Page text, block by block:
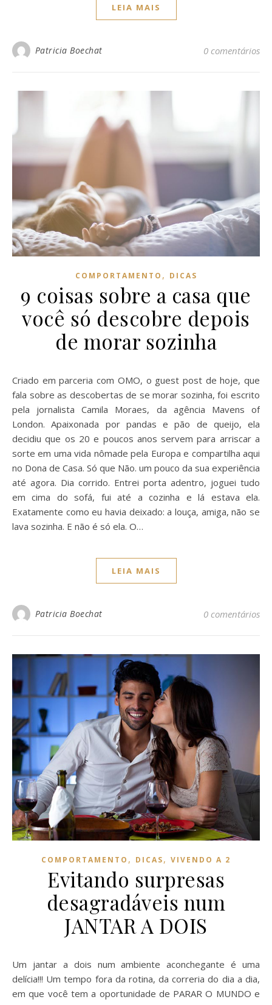
LEIA MAIS
Patricia Boechat 0 comentários
COMPORTAMENTO , DICAS
9 coisas sobre a casa que
você só descobre depois
de morar sozinha
Criado em parceria com OMO, o guest post de hoje, que
fala sobre as descobertas de se morar sozinha, foi escrito
pela jornalista Camila Moraes, da agência Mavens of
London. Apaixonada por pandas e pão de queijo, ela
decidiu que os 20 e poucos anos servem para arriscar a
sorte em uma vida nômade pela Europa e compartilha aqui
no Dona de Casa. Só que Não. um pouco da sua experiência
até agora. Dia corrido. Entrei porta adentro, joguei tudo
em cima do sofá, fui até a cozinha e lá estava ela.
Exatamente como eu havia deixado: a louça, amiga, não se
lava sozinha. E não é só ela. O…
LEIA MAIS
Patricia Boechat 0 comentários
COMPORTAMENTO , DICAS, VIVENDO A 2
Evitando surpresas
desagradáveis num
JANTAR A DOIS
Um jantar a dois num ambiente aconchegante é uma
delícia!!! Um tempo fora da rotina, da correria do dia a dia,
em que você tem a oportunidade de PARAR O MUNDO e